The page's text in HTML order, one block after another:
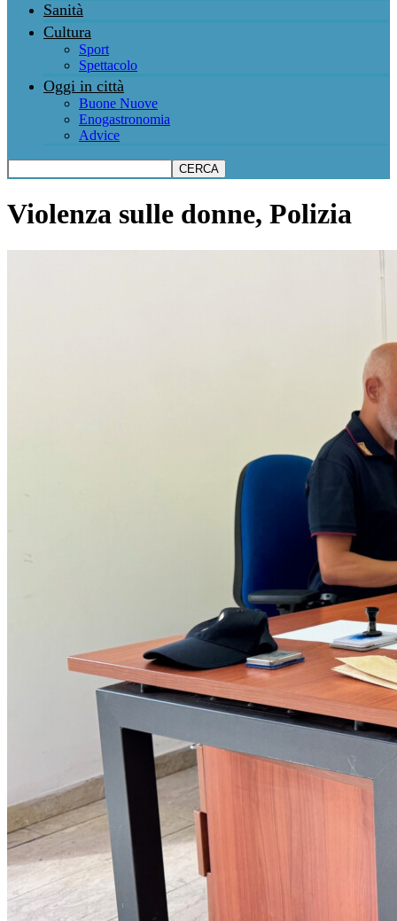
Sanità
Cultura
Sport
Spettacolo
Oggi in città
Buone Nuove
Enogastronomia
Advice
Violenza sulle donne, Polizia